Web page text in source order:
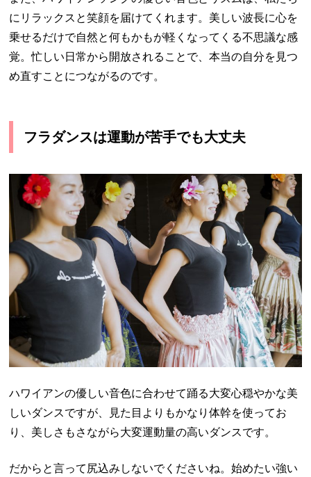
にリラックスと笑顔を届けてくれます。美しい波長に心を
乗せるだけで自然と何もかもが軽くなってくる不思議な感
覚。忙しい日常から開放されることで、本当の自分を見つ
め直すことにつながるのです。
フラダンスは運動が苦手でも大丈夫
ハワイアンの優しい音色に合わせて踊る大変心穏やかな美
しいダンスですが、見た目よりもかなり体幹を使ってお
り、美しさもさながら大変運動量の高いダンスです。
だからと言って尻込みしないでくださいね。始めたい強い